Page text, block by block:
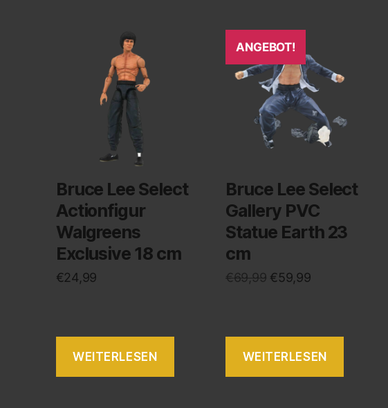
Bruce Lee Select
Actionfigur
Walgreens
Exclusive 18 cm
€24,99
WEITERLESEN
ANGEBOT!
Bruce Lee Select
Gallery PVC
Statue Earth 23
cm
€69,99 €59,99
WEITERLESEN